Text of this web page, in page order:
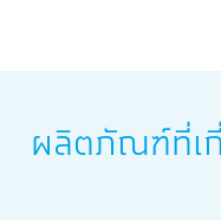
ผลิตภัณฑ์ที่เ